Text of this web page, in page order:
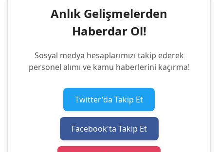
Anlık Gelişmelerden
Haberdar Ol!
Sosyal medya hesaplarımızı takip ederek
personel alımı ve kamu haberlerini kaçırma!
Twitter'da Takip Et
Facebook'ta Takip Et